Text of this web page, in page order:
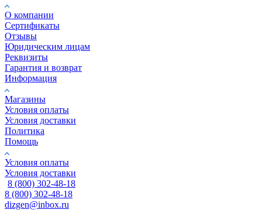
О компании
Сертификаты
Отзывы
Юридическим лицам
Реквизиты
Гарантия и возврат
Информация
Магазины
Условия оплаты
Условия доставки
Политика
Помощь
Условия оплаты
Условия доставки
8 (800) 302-48-18
8 (800) 302-48-18
dizgen@inbox.ru